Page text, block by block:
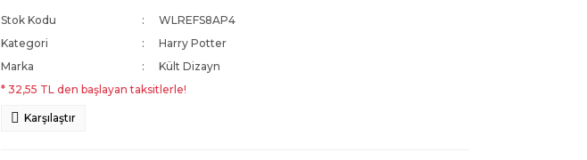
Stok Kodu
WLREFS8AP4
Kategori
Harry Potter
Marka
Kült Dizayn
* 32,55 TL den başlayan taksitlerle!
Karşılaştır